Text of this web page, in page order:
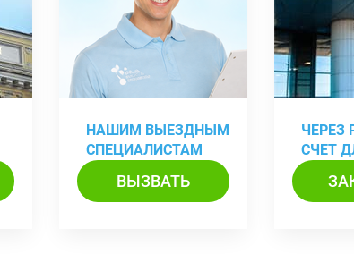
НАШИМ ВЫЕЗДНЫМ
СПЕЦИАЛИСТАМ
ВЫЗВАТЬ
ЧЕРЕЗ
СЧЕТ